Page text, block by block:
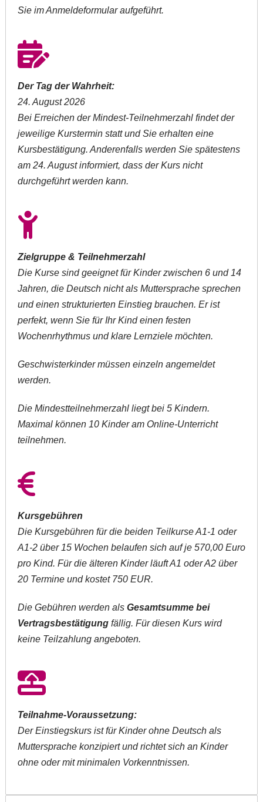
Sie im Anmeldeformular aufgeführt.
Der Tag der Wahrheit:
24. August 2026
Bei Erreichen der Mindest-Teilnehmerzahl findet der
jeweilige Kurstermin statt und Sie erhalten eine
Kursbestätigung. Anderenfalls werden Sie spätestens
am 24. August informiert, dass der Kurs nicht
durchgeführt werden kann.
Zielgruppe & Teilnehmerzahl
Die Kurse sind geeignet für Kinder zwischen 6 und 14
Jahren, die Deutsch nicht als Muttersprache sprechen
und einen strukturierten Einstieg brauchen. Er ist
perfekt, wenn Sie für Ihr Kind einen festen
Wochenrhythmus und klare Lernziele möchten.
Geschwisterkinder müssen einzeln angemeldet
werden.
Die Mindestteilnehmerzahl liegt bei 5 Kindern.
Maximal können 10 Kinder am Online-Unterricht
teilnehmen.
Kursgebühren
Die Kursgebühren für die beiden Teilkurse A1-1 oder
A1-2 über 15 Wochen belaufen sich auf je 570,00 Euro
pro Kind. Für die älteren Kinder läuft A1 oder A2 über
20 Termine und kostet 750 EUR.
Die Gebühren werden als Gesamtsumme bei
Vertragsbestätigung fällig. Für diesen Kurs wird
keine Teilzahlung angeboten.
Teilnahme-Voraussetzung:
Der Einstiegskurs ist für Kinder ohne Deutsch als
Muttersprache konzipiert und richtet sich an Kinder
ohne oder mit minimalen Vorkenntnissen.